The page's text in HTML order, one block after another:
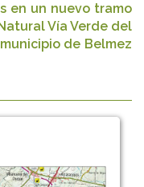
en un nuevo tramo
Vía Verde del
de Belmez